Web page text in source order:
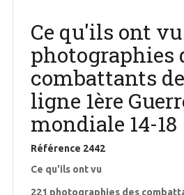
Ce qu'ils ont vu
photographies
combattants
ligne 1ère
mondiale 14-18
Référence 2442
Ce qu'ils ont vu
221 photographies des